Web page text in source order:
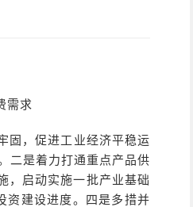
需求
固，促进工业经济平稳运
二是着力打通重点产品供
，启动实施一批产业基础
资建设进度。四是多措并